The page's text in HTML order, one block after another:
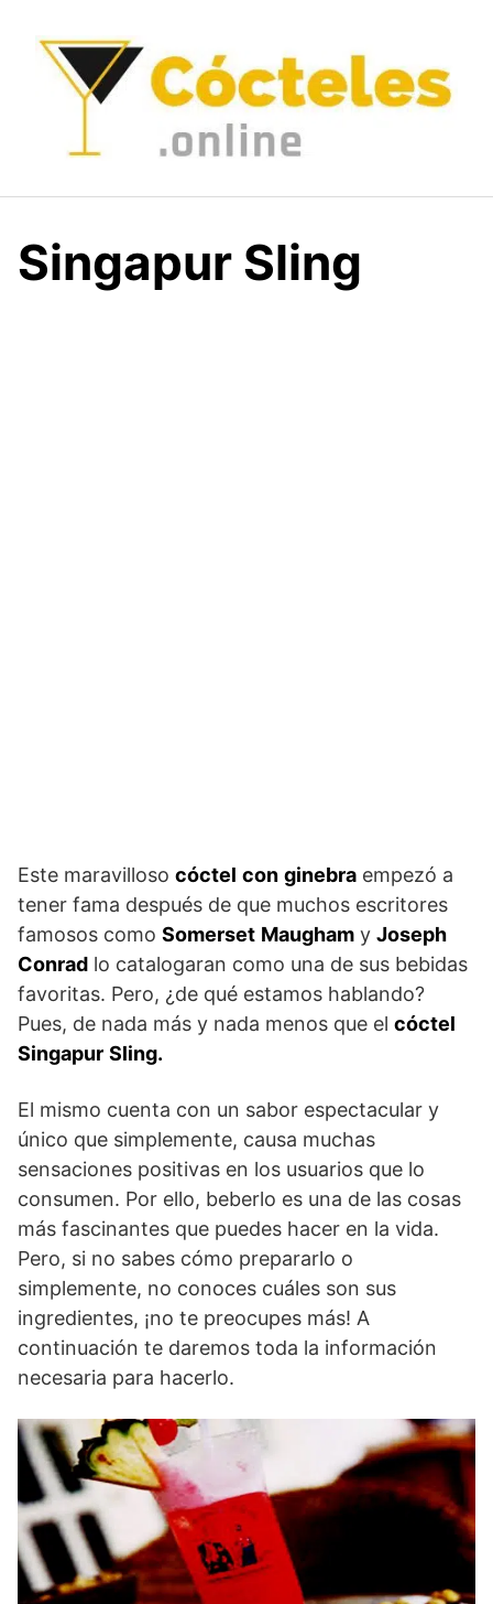
contenido
Singapur Sling
Este maravilloso cóctel con ginebra empezó a
tener fama después de que muchos escritores
famosos como Somerset Maugham y Joseph
Conrad lo catalogaran como una de sus bebidas
favoritas. Pero, ¿de qué estamos hablando?
Pues, de nada más y nada menos que el cóctel
Singapur Sling.
El mismo cuenta con un sabor espectacular y
único que simplemente, causa muchas
sensaciones positivas en los usuarios que lo
consumen. Por ello, beberlo es una de las cosas
más fascinantes que puedes hacer en la vida.
Pero, si no sabes cómo prepararlo o
simplemente, no conoces cuáles son sus
ingredientes, ¡no te preocupes más! A
continuación te daremos toda la información
necesaria para hacerlo.